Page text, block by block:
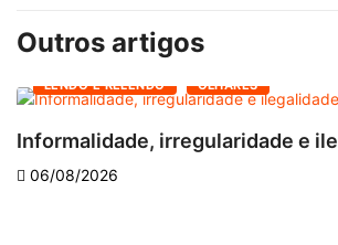
Outros artigos
LENDO E RELENDO OLHARES
Informalidade, irregularidade e
06/08/2026